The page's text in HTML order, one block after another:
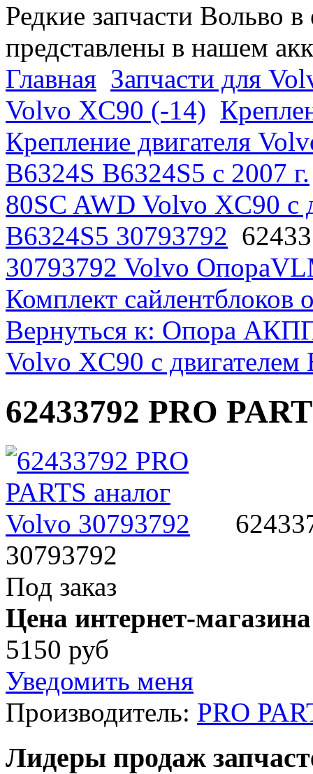
Редкие запчасти Вольво
представлены в нашем
Главная Запчасти для
Volvo XC90 (-14)
Крепление двигателя
B6324S B6324S5 с 2007 г.
80SC AWD Volvo XC90 с
B6324S5 30793792
30793792 Volvo Опора
Комплект сайлентблоков
Вернуться к: Опора
Volvo XC90 с
62433792 PRO
30793792
Под заказ
Цена интернет-
5150 руб
Уведомить меня
Производитель: PRO
Лидеры продаж